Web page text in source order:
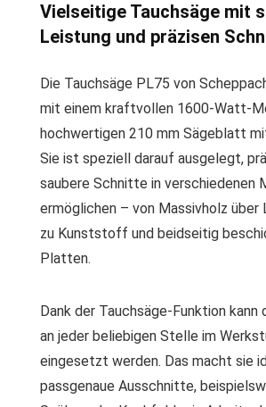
Vielseitige Tauchsäge mit
Leistung und präzisen
Die Tauchsäge PL75 von
mit einem kraftvollen 1600-Watt-
hochwertigen 210 mm Sägeblatt
Sie ist speziell darauf ausgelegt,
saubere Schnitte in verschiedenen
ermöglichen – von Massivholz über
zu Kunststoff und beidseitig
Platten.
Dank der Tauchsäge-Funktion kann
an jeder beliebigen Stelle im
eingesetzt werden. Das macht sie
passgenaue Ausschnitte,